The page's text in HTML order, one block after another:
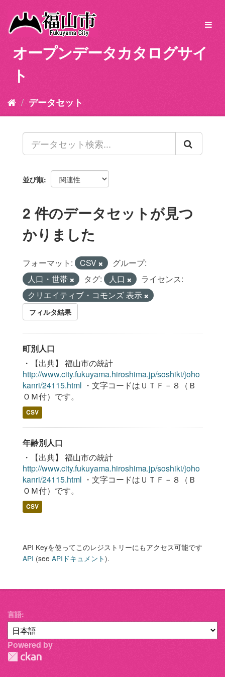
オープンデータカタログサイ
ト
データセット
並び順
2 件のデータセットが見つ
かりました
フォーマット: CSV
グループ:
人口・世帯
タグ: 人口
ライセンス:
クリエイティブ・コモンズ 表示
フィルタ結果
町別人口
・【出典】 福山市の統計
http://www.city.fukuyama.hiroshima.jp/soshiki/joho
kanri/24115.html ・文字コードはＵＴＦ－８（Ｂ
ＯＭ付）です。
CSV
年齢別人口
・【出典】 福山市の統計
http://www.city.fukuyama.hiroshima.jp/soshiki/joho
kanri/24115.html ・文字コードはＵＴＦ－８（Ｂ
ＯＭ付）です。
CSV
API Keyを使ってこのレジストリーにもアクセス可能です
API (see APIドキュメント).
言語
Powered by